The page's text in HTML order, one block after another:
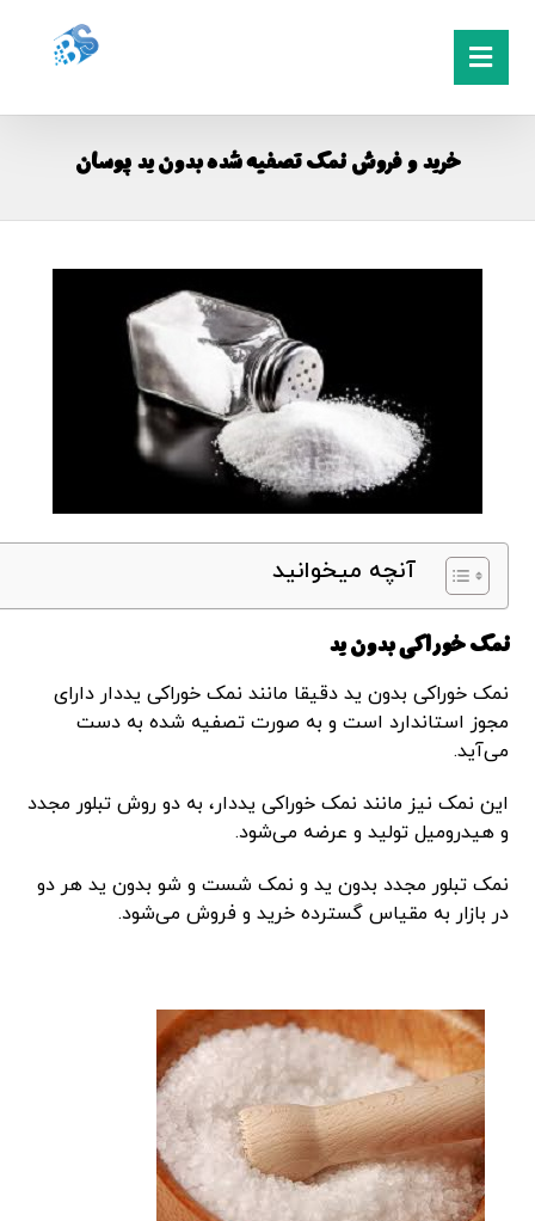
خرید و فروش نمک تصفیه شده بدون ید پوسان
آنچه میخوانید
نمک خوراکی بدون ید
نمک خوراکی بدون ید دقیقا مانند نمک خوراکی یددار دارای
مجوز استاندارد است و به صورت تصفیه شده به دست
می‌آید.
این نمک نیز مانند نمک خوراکی یددار، به دو روش تبلور مجدد
و هیدرومیل تولید و عرضه می‌شود.
نمک تبلور مجدد بدون ید و نمک شست و شو بدون ید هر دو
در بازار به مقیاس گسترده خرید و فروش می‌شود.